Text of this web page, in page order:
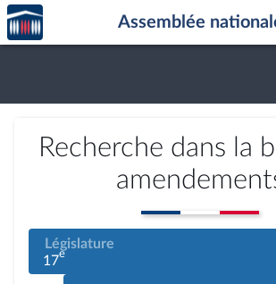
Aller au contenu
Aller en bas de la page
Accèder
à la
page
Assemblée
Recherche dans la
Législature
17e